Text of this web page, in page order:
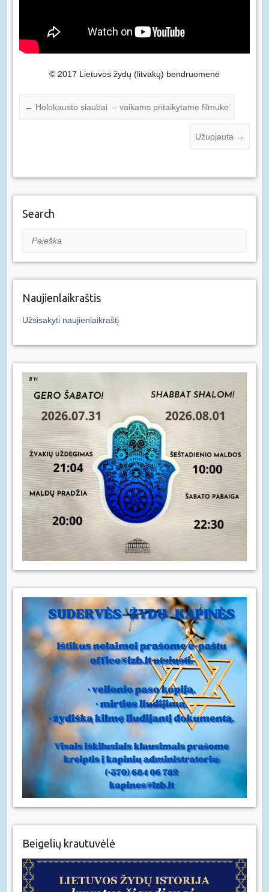
© 2017 Lietuvos žydų (litvakų) bendruomenė
← Holokausto siaubai – vaikams pritaikytame filmuke
Užuojauta →
Search
Paieška
Naujienlaikraštis
Užsisakyti naujienlaikraštį
Beigelių krautuvėlė